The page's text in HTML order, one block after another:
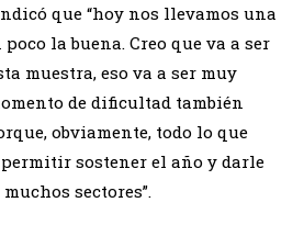
que “hoy nos llevamos una
la buena. Creo que va a ser
muestra, eso va a ser muy
de dificultad también
obviamente, todo lo que
sostener el año y darle
sectores”.